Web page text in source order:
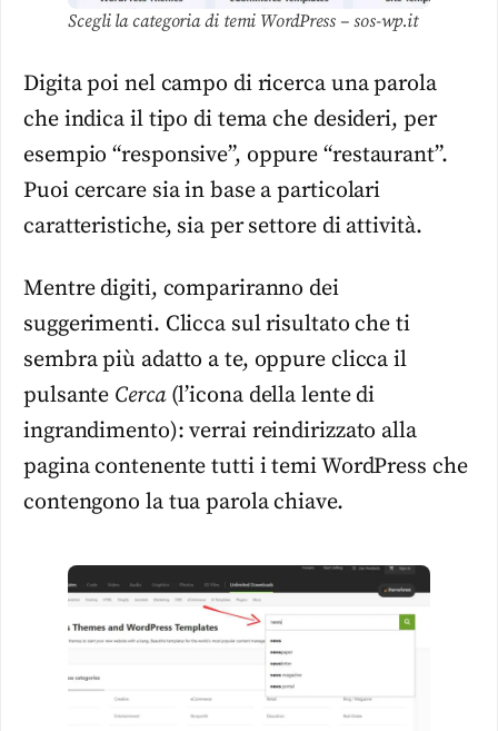
Scegli la categoria di temi WordPress – sos-wp.it
Digita poi nel campo di ricerca una parola
che indica il tipo di tema che desideri, per
esempio “responsive”, oppure “restaurant”.
Puoi cercare sia in base a particolari
caratteristiche, sia per settore di attività.
Mentre digiti, compariranno dei
suggerimenti. Clicca sul risultato che ti
sembra più adatto a te, oppure clicca il
pulsante Cerca(l’icona della lente di
ingrandimento): verrai reindirizzato alla
pagina contenente tutti i temi WordPress che
contengono la tua parola chiave.